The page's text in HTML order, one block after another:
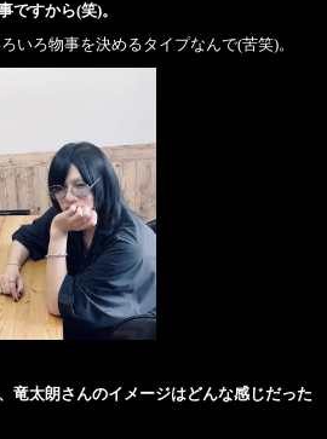
すから(笑)。
いろ物事を決めるタイプなんで(苦笑)。
太朗さんのイメージはどんな感じだった